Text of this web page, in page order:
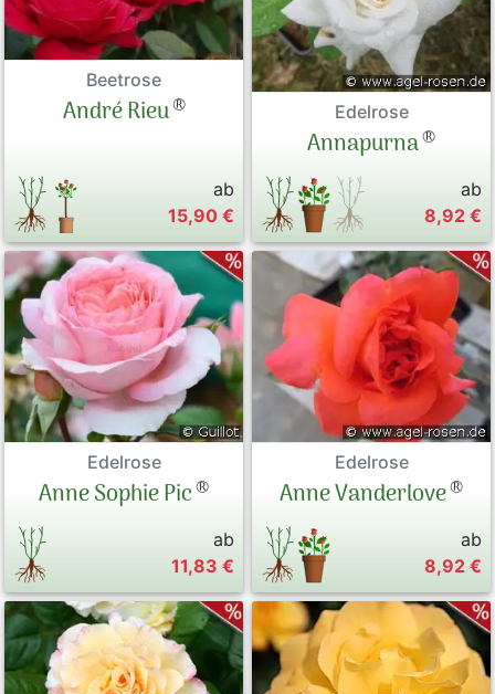
Beetrose
André Rieu®
ab
15,90 €
Edelrose
Annapurna®
ab
8,92 €
Edelrose
Anne Sophie Pic®
ab
11,83 €
Edelrose
Anne Vanderlove®
ab
8,92 €